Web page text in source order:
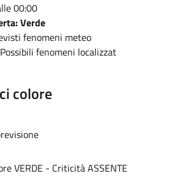
00:00
Verde
fenomeni meteo
fenomeni localizzat
colore
VERDE - Criticità ASSENTE